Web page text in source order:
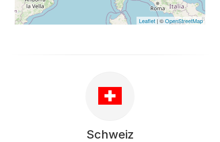
Leaflet | ©OpenStreetMap
Schweiz